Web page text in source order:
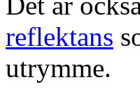
reflektans
utrymme.